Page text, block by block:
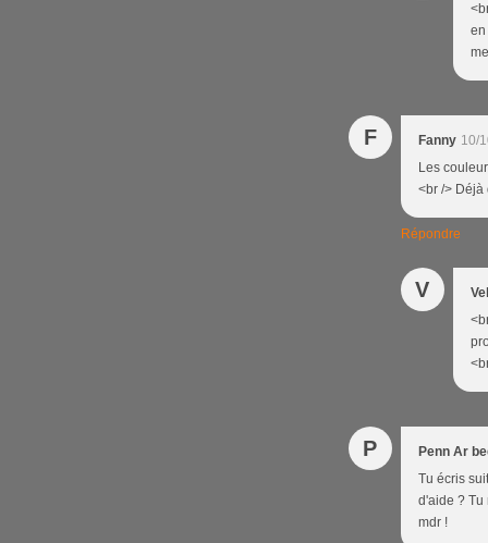
en
F Fanny 10/
Les
<br /> Déjà
Répondre
V
P
Penn Ar
Tu écris
d'aide ? Tu
mdr !